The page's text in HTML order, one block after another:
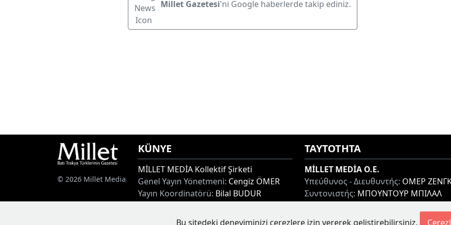
Millet Gazetesi'ni Google haberlerde takip ediniz.
© 2026 Millet Media
KÜNYE
MİLLET MEDİA Kollektif Şirketi
Genel Yayın Yönetmeni: Cengiz ÖMER
Yayın Koordinatörü: Bilal BUDUR
+30 25410 77968
ΤΑΥΤΟΤΗΤΑ
MİLLET MEDİA O.E.
Υπεύθυνος - Διευθυντής: ΟΜΕΡ
Συντονιστής: ΜΠΟΥΝΤΟΥΡ ΜΠΙΛΑΛ
Τηλ:
+30 25410 77968
Bu sitedeki deneyiminizi çerezlere izin vererek geliştirebilirsiniz.